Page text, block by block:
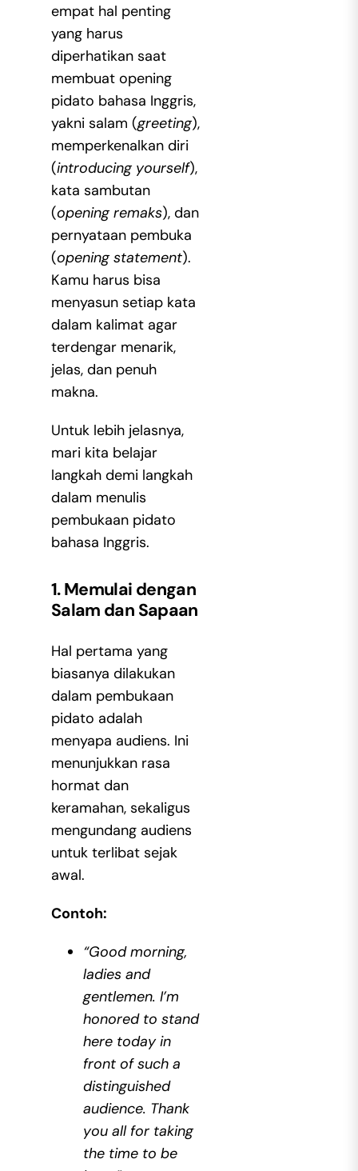
empat hal penting
yang harus
diperhatikan saat
membuat opening
pidato bahasa Inggris,
yakni salam (greeting),
memperkenalkan diri
(introducing yourself),
kata sambutan
(opening remaks), dan
pernyataan pembuka
(opening statement).
Kamu harus bisa
menyasun setiap kata
dalam kalimat agar
terdengar menarik,
jelas, dan penuh
makna.
Untuk lebih jelasnya,
mari kita belajar
langkah demi langkah
dalam menulis
pembukaan pidato
bahasa Inggris.
1. Memulai dengan
Salam dan Sapaan
Hal pertama yang
biasanya dilakukan
dalam pembukaan
pidato adalah
menyapa audiens. Ini
menunjukkan rasa
hormat dan
keramahan, sekaligus
mengundang audiens
untuk terlibat sejak
awal.
Contoh:
“Good morning,
ladies and
gentlemen. I’m
honored to stand
here today in
front of such a
distinguished
audience. Thank
you all for taking
the time to be